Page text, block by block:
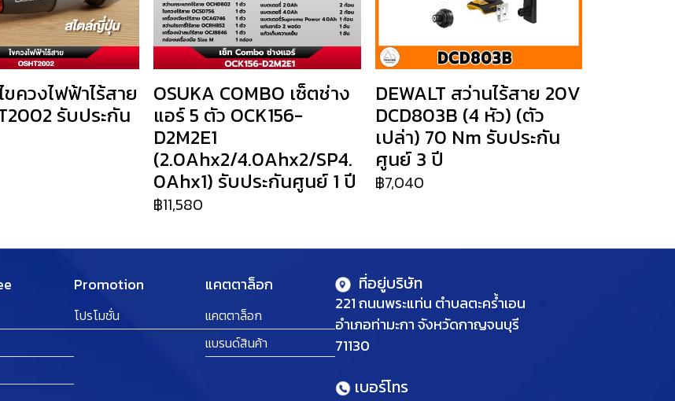
ขควงไฟฟ้าไร้สาย
รับประกัน
OSUKA COMBO เซ็ตช่าง
แอร์ 5 ตัว OCK156-
D2M2E1
(2.0Ahx2/4.0Ahx2/SP4.
0Ahx1) รับประกันศูนย์ 1 ปี
฿11,580
DEWALT สว่านไร้สาย 20V
DCD803B (4 หัว) (ตัว
เปล่า) 70 Nm รับประกัน
ศูนย์ 3 ปี
฿7,040
Promotion
โปรโมชั่น
แคตตาล็อก
แคตตาล็อก
แบรนด์สินค้า
ที่อยู่บริษัท
221 ถนนพระแท่น ตำบลตะคร้ำเอน
อำเภอท่ามะกา จังหวัดกาญจนบุรี
71130
เบอร์โทร